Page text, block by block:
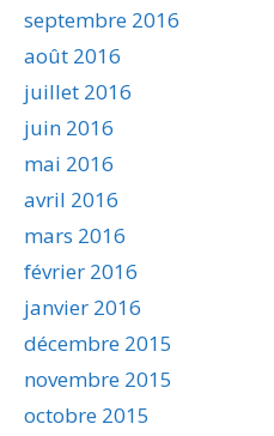
septembre 2016
août 2016
juillet 2016
juin 2016
mai 2016
avril 2016
mars 2016
février 2016
janvier 2016
décembre 2015
novembre 2015
octobre 2015